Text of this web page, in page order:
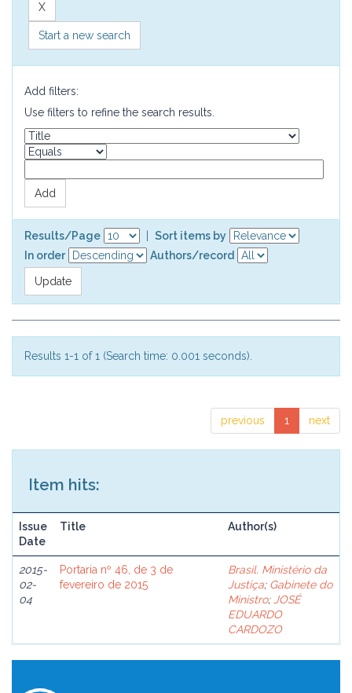
Start a new search
Add filters:
Use filters to refine the search results.
Results/Page
Sort items by
In order
Authors/record
Results 1-1 of 1 (Search time: 0.001 seconds).
previous 1 next
Item hits:
Issue
Date
Title Author(s)
2015-
02-
04
Portaria nº 46, de 3 de
fevereiro de 2015
Brasil. Ministério da
Justiça; Gabinete do
Ministro; JOSÉ
EDUARDO
CARDOZO